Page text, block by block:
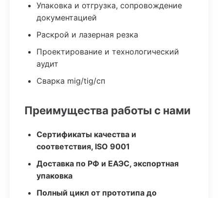
Упаковка и отгрузка, сопровождение
документацией
Раскрой и лазерная резка
Проектирование и технологический
аудит
Сварка mig/tig/сп
Преимущества работы с нами
Сертификаты качества и
соответствия, ISO 9001
Доставка по РФ и ЕАЭС, экспортная
упаковка
Полный цикл от прототипа до